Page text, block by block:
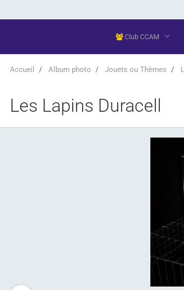
Club CCAM
Accueil Album photo Jouets ou Thèmes
Les Lapins Duracell